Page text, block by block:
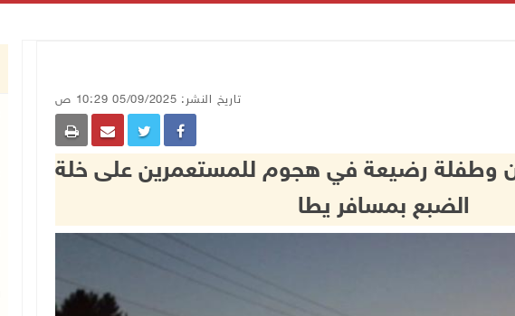
تاريخ النشر: 05/09/2025 10:29 ص
وطفلة رضيعة في هجوم للمستعمرين على خلة
الضبع بمسافر يطا